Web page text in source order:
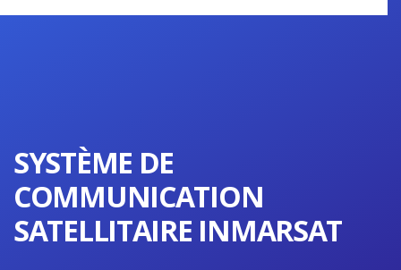
SYSTÈME DE
COMMUNICATION
SATELLITAIRE INMARSAT